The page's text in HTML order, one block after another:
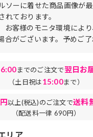
ソーに着せた商品画像が
れております。
お客様のモニタ環境によ
合がございます。予めご了
までのご注文で翌日お
（土日祝は15:00まで）
以上(税込)のご注文で送料
（配送料一律 690円）
リア